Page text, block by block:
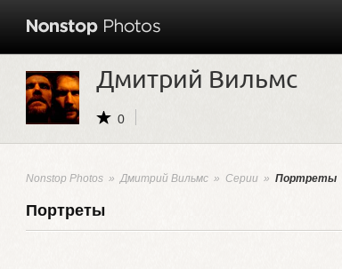
Дмитрий Вильмс
0
Nonstop Photos »Дмитрий Вильмс » Серии » Портреты
Портреты